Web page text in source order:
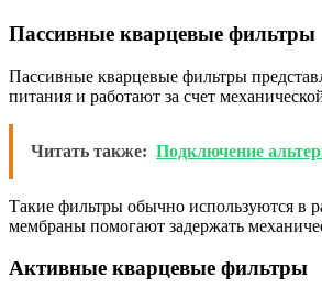
Пассивные кварцевые фильтры
Пассивные кварцевые фильтры
питания и работают за счет
Читать также: Подключение
Такие фильтры обычно используются в
мембраны помогают задержать
Активные кварцевые фильтры